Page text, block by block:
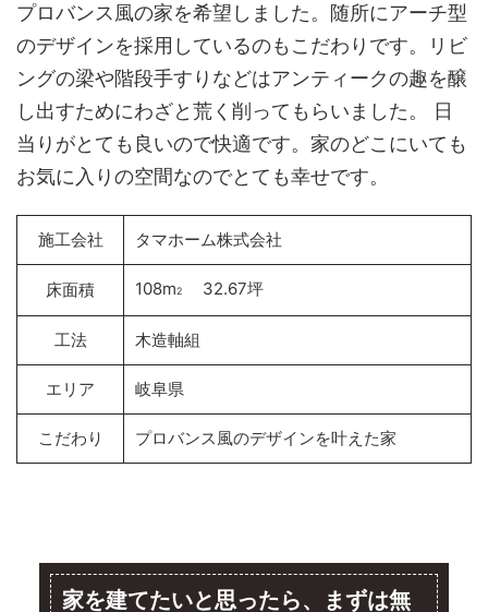
プロバンス風の家を希望しました。随所にアーチ型
のデザインを採用しているのもこだわりです。リビ
ングの梁や階段手すりなどはアンティークの趣を醸
し出すためにわざと荒く削ってもらいました。 日
当りがとても良いので快適です。家のどこにいても
お気に入りの空間なのでとても幸せです。
施工会社 タマホーム株式会社
床面積 108m2 32.67坪
工法 木造軸組
エリア 岐阜県
こだわり プロバンス風のデザインを叶えた家
家を建てたいと思ったら、まずは無